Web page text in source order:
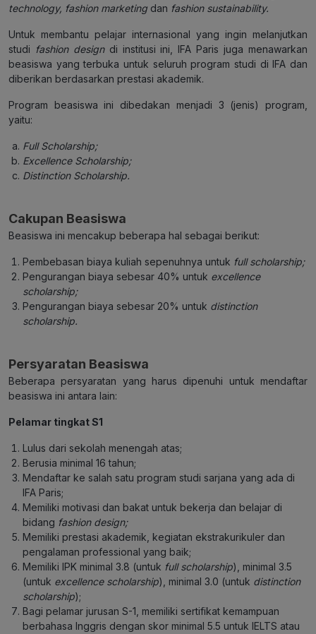
technology, fashion marketing dan fashion sustainability.
Untuk membantu pelajar internasional yang ingin melanjutkan
studi fashion design di institusi ini, IFA Paris juga menawarkan
beasiswa yang terbuka untuk seluruh program studi di IFA dan
diberikan berdasarkan prestasi akademik.
Program beasiswa ini dibedakan menjadi 3 (jenis) program,
yaitu:
Full Scholarship;
Excellence Scholarship;
Distinction Scholarship.
Cakupan Beasiswa
Beasiswa ini mencakup beberapa hal sebagai berikut:
Pembebasan biaya kuliah sepenuhnya untuk full scholarship;
Pengurangan biaya sebesar 40% untuk excellence
scholarship;
Pengurangan biaya sebesar 20% untuk distinction
scholarship.
Persyaratan Beasiswa
Beberapa persyaratan yang harus dipenuhi untuk mendaftar
beasiswa ini antara lain:
Pelamar tingkat S1
Lulus dari sekolah menengah atas;
Berusia minimal 16 tahun;
Mendaftar ke salah satu program studi sarjana yang ada di
IFA Paris;
Memiliki motivasi dan bakat untuk bekerja dan belajar di
bidang fashion design;
Memiliki prestasi akademik, kegiatan ekstrakurikuler dan
pengalaman professional yang baik;
Memiliki IPK minimal 3.8 (untuk full scholarship), minimal 3.5
(untuk excellence scholarship), minimal 3.0 (untuk distinction
scholarship);
Bagi pelamar jurusan S-1, memiliki sertifikat kemampuan
berbahasa Inggris dengan skor minimal 5.5 untuk IELTS atau